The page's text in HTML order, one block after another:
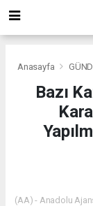
Anasayfa
Bazı
(AA) - Anadolu